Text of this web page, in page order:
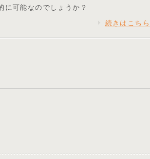
可能なのでしょうか？
続きはこちら